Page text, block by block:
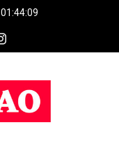
01:44:09